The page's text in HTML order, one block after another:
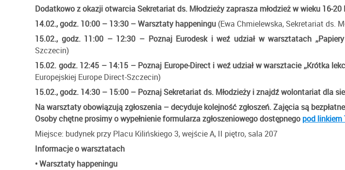
Dodatkowo z okazji otwarcia Sekretariat ds. Młodzieży zaprasza młodzież w wieku 16-
14.02., godz. 10:00 – 13:30 – Warsztaty happeningu (Ewa Chmielewska, Sekretariat ds.
15.02., godz. 11:00 – 12:30 – Poznaj Eurodesk i weź udział w warsztatach
Szczecin)
15.02. godz. 12:45 – 14:15 – Poznaj Europe-Direct i weź udział w warsztacie ,,Krótka
Europejskiej Europe Direct-Szczecin)
15.02., godz. 14:30 – 15:00 – Poznaj Sekretariat ds. Młodzieży i znajdź wolontariat dla
Na warsztaty obowiązują zgłoszenia – decyduje kolejność zgłoszeń. Zajęcia są
Osoby chętne prosimy o wypełnienie formularza zgłoszeniowego dostępnego pod linkiem
Miejsce: budynek przy Placu Kilińskiego 3, wejście A, II piętro, sala 207
Informacje o warsztatach
• Warsztaty happeningu